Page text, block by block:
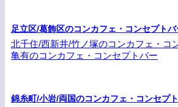
足立区/葛飾区のコンカフェ・コンセプトバ
北千住/西新井/竹ノ塚のコンカフェ・コ
亀有のコンカフェ・コンセプトバー
錦糸町/小岩/両国のコンカフェ・コンセプ